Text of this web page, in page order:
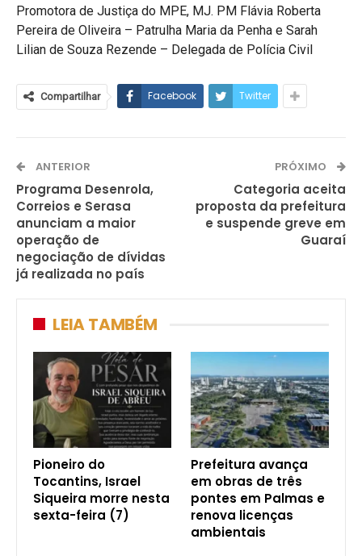
Promotora de Justiça do MPE, MJ. PM Flávia Roberta
Pereira de Oliveira – Patrulha Maria da Penha e Sarah
Lilian de Souza Rezende – Delegada de Polícia Civil
Compartilhar Facebook Twitter
ANTERIOR
Programa Desenrola,
Correios e Serasa
anunciam a maior
operação de
negociação de dívidas
já realizada no país
PRÓXIMO
Categoria aceita
proposta da prefeitura
e suspende greve em
Guaraí
LEIA TAMBÉM
Pioneiro do
Tocantins, Israel
Siqueira morre nesta
sexta-feira (7)
Prefeitura avança
em obras de três
pontes em Palmas e
renova licenças
ambientais